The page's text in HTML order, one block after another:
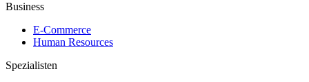
Business
E-Commerce
Human Resources
Spezialisten